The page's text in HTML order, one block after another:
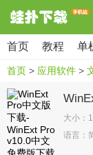
首页 教程 单
首页 > 应用软件 >
大小：
语言：